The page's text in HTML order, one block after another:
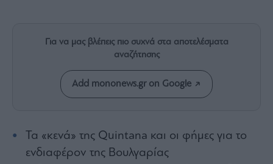
Auto
Life
Για να μας βλέπεις πιο συχνά στα αποτελέσματα
αναζήτησης
Add mononews.gr on Google
Τα «κενά» της Quintana και οι φήμες για το
ενδιαφέρον της Βουλγαρίας